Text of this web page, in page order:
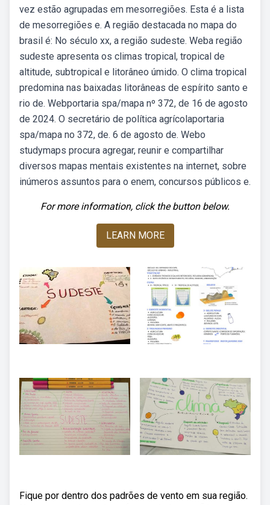
vez estão agrupadas em mesorregiões. Esta é a lista
de mesorregiões e. A região destacada no mapa do
brasil é: No século xx, a região sudeste. Weba região
sudeste apresenta os climas tropical, tropical de
altitude, subtropical e litorâneo úmido. O clima tropical
predomina nas baixadas litorâneas de espírito santo e
rio de. Webportaria spa/mapa nº 372, de 16 de agosto
de 2024. O secretário de política agrícolaportaria
spa/mapa no 372, de. 6 de agosto de. Webo
studymaps procura agregar, reunir e compartilhar
diversos mapas mentais existentes na internet, sobre
inúmeros assuntos para o enem, concursos públicos e.
For more information, click the button below.
LEARN MORE
Fique por dentro dos padrões de vento em sua região.